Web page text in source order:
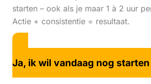
starten – ook als je maar 1 à 2 uur
Actie + consistentie = resultaat.
Ja, ik wil vandaag nog starten